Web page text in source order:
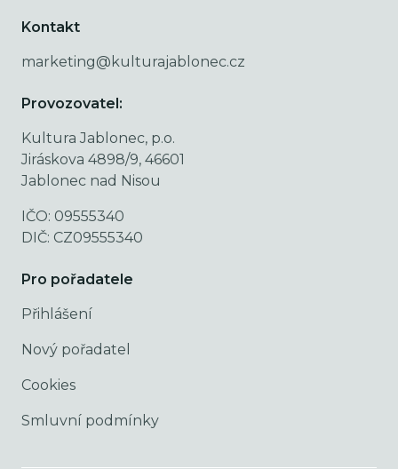
Kontakt
marketing@kulturajablonec.cz
Provozovatel:
Kultura Jablonec, p.o.
Jiráskova 4898/9, 46601
Jablonec nad Nisou
IČO: 09555340
DIČ: CZ09555340
Pro pořadatele
Přihlášení
Nový pořadatel
Cookies
Smluvní podmínky